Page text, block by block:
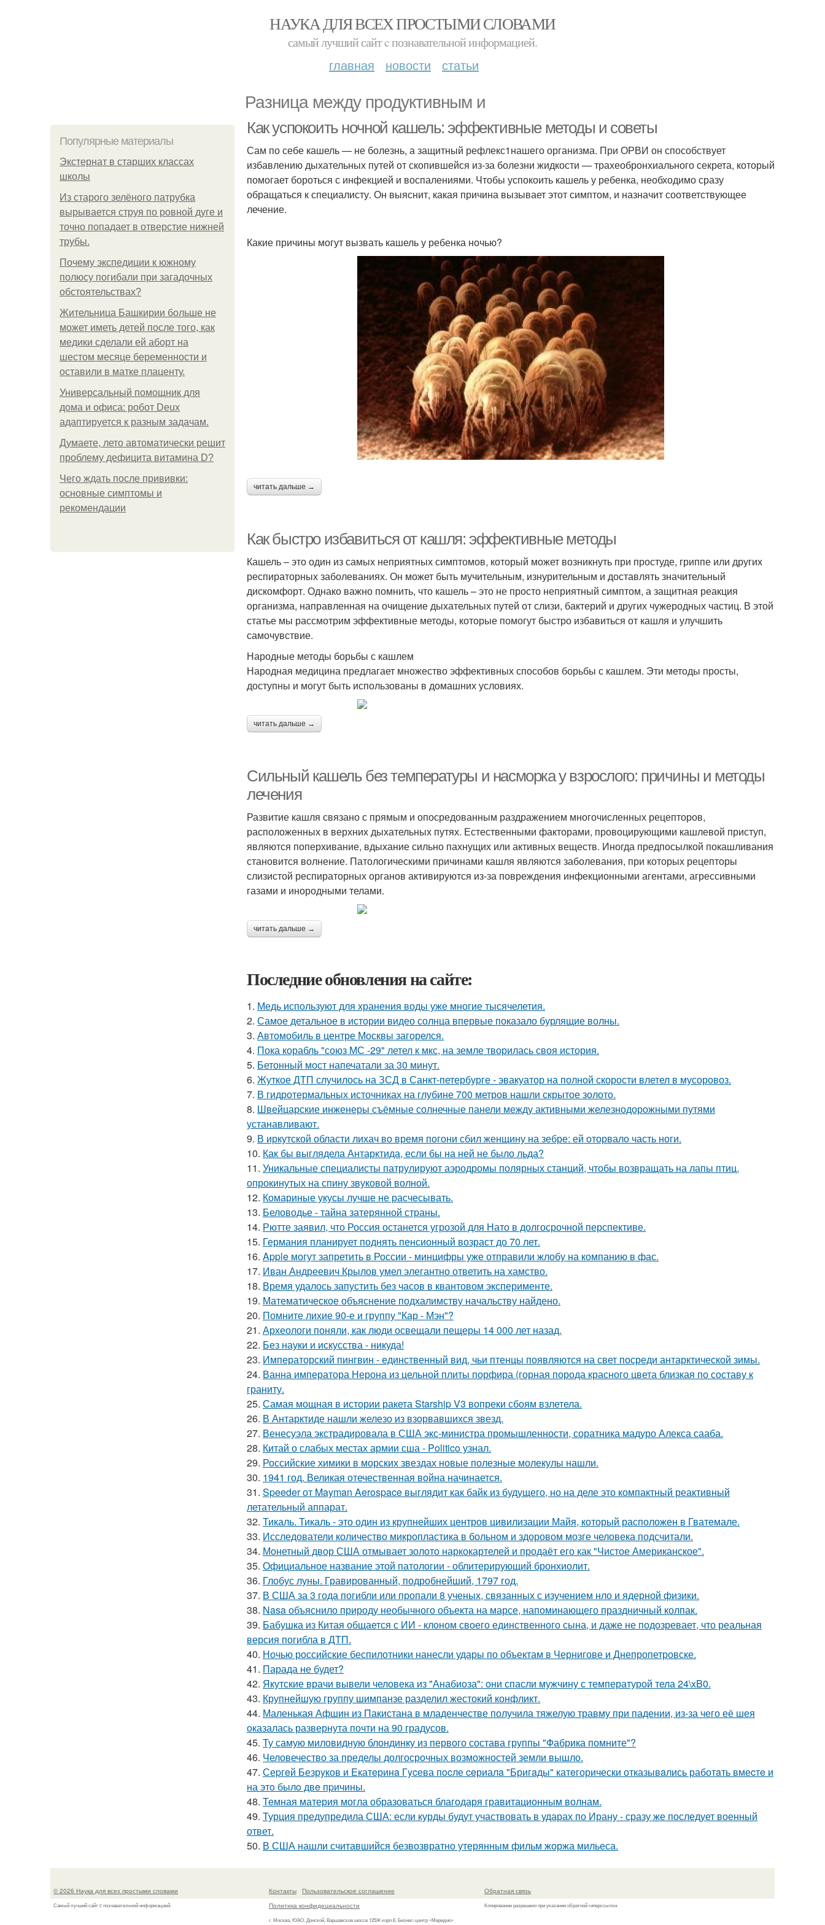
НАУКА ДЛЯ ВСЕХ ПРОСТЫМИ СЛОВАМИ
самый лучший сайт c познавательной информацией.
главная новости статьи
Разница между продуктивным и
Популярные материалы
Экстернат в старших классах
школы
Из старого зелёного патрубка
вырывается струя по ровной дуге и
точно попадает в отверстие нижней
трубы.
Почему экспедиции к южному
полюсу погибали при загадочных
обстоятельствах?
Жительница Башкирии больше не
может иметь детей после того, как
медики сделали ей аборт на
шестом месяце беременности и
оставили в матке плаценту.
Универсальный помощник для
дома и офиса: робот Deux
адаптируется к разным задачам.
Думаете, лето автоматически решит
проблему дефицита витамина D?
Чего ждать после прививки:
основные симптомы и
рекомендации
Как успокоить ночной кашель: эффективные методы и советы
Сам по себе кашель — не болезнь, а защитный рефлекс1нашего организма. При ОРВИ он способствует
избавлению дыхательных путей от скопившейся из-за болезни жидкости — трахеобронхиального секрета, который
помогает бороться с инфекцией и воспалениями. Чтобы успокоить кашель у ребенка, необходимо сразу
обращаться к специалисту. Он выяснит, какая причина вызывает этот симптом, и назначит соответствующее
лечение.
Какие причины могут вызвать кашель у ребенка ночью?
читать дальше →
Как быстро избавиться от кашля: эффективные методы
Кашель – это один из самых неприятных симптомов, который может возникнуть при простуде, гриппе или других
респираторных заболеваниях. Он может быть мучительным, изнурительным и доставлять значительный
дискомфорт. Однако важно помнить, что кашель – это не просто неприятный симптом, а защитная реакция
организма, направленная на очищение дыхательных путей от слизи, бактерий и других чужеродных частиц. В этой
статье мы рассмотрим эффективные методы, которые помогут быстро избавиться от кашля и улучшить
самочувствие.
Народные методы борьбы с кашлем
Народная медицина предлагает множество эффективных способов борьбы с кашлем. Эти методы просты,
доступны и могут быть использованы в домашних условиях.
читать дальше →
Сильный кашель без температуры и насморка у взрослого: причины и методы
лечения
Развитие кашля связано с прямым и опосредованным раздражением многочисленных рецепторов,
расположенных в верхних дыхательных путях. Естественными факторами, провоцирующими кашлевой приступ,
являются поперхивание, вдыхание сильно пахнущих или активных веществ. Иногда предпосылкой покашливания
становится волнение. Патологическими причинами кашля являются заболевания, при которых рецепторы
слизистой респираторных органов активируются из-за повреждения инфекционными агентами, агрессивными
газами и инородными телами.
читать дальше →
Последние обновления на сайте:
1. Медь используют для хранения воды уже многие тысячелетия.
2. Самое детальное в истории видео солнца впервые показало бурлящие волны.
3. Автомобиль в центре Москвы загорелся.
4. Пока корабль "союз МС -29" летел к мкс, на земле творилась своя история.
5. Бетонный мост напечатали за 30 минут.
6. Жуткое ДТП случилось на ЗСД в Санкт-петербурге - эвакуатор на полной скорости влетел в мусоровоз.
7. В гидротермальных источниках на глубине 700 метров нашли скрытое золото.
8. Швейцарские инженеры съёмные солнечные панели между активными железнодорожными путями
устанавливают.
9. В иркутской области лихач во время погони сбил женщину на зебре: ей оторвало часть ноги.
10. Как бы выглядела Антарктида, если бы на ней не было льда?
11. Уникальные специалисты патрулируют аэродромы полярных станций, чтобы возвращать на лапы птиц,
опрокинутых на спину звуковой волной.
12. Комариные укусы лучше не расчесывать.
13. Беловодье - тайна затерянной страны.
14. Рютте заявил, что Россия останется угрозой для Нато в долгосрочной перспективе.
15. Германия планирует поднять пенсионный возраст до 70 лет.
16. Apple могут запретить в России - минцифры уже отправили жлобу на компанию в фас.
17. Иван Андреевич Крылов умел элегантно ответить на хамство.
18. Время удалось запустить без часов в квантовом эксперименте.
19. Математическое объяснение подхалимству начальству найдено.
20. Помните лихие 90-е и группу "Кар - Мэн"?
21. Археологи поняли, как люди освещали пещеры 14 000 лет назад.
22. Без науки и искусства - никуда!
23. Императорский пингвин - единственный вид, чьи птенцы появляются на свет посреди антарктической зимы.
24. Ванна императора Нерона из цельной плиты порфира (горная порода красного цвета близкая по составу к
граниту.
25. Самая мощная в истории ракета Starship V3 вопреки сбоям взлетела.
26. В Антарктиде нашли железо из взорвавшихся звезд.
27. Венесуэла экстрадировала в США экс-министра промышленности, соратника мадуро Алекса сааба.
28. Китай о слабых местах армии сша - Politico узнал.
29. Российские химики в морских звездах новые полезные молекулы нашли.
30. 1941 год. Великая отечественная война начинается.
31. Speeder от Mayman Aerospace выглядит как байк из будущего, но на деле это компактный реактивный
летательный аппарат.
32. Тикаль. Тикаль - это один из крупнейших центров цивилизации Майя, который расположен в Гватемале.
33. Исследователи количество микропластика в больном и здоровом мозге человека подсчитали.
34. Монетный двор США отмывает золото наркокартелей и продаёт его как "Чистое Американское".
35. Официальное название этой патологии - облитерирующий бронхиолит.
36. Глобус луны. Гравированный, подробнейший, 1797 год.
37. В США за 3 года погибли или пропали 8 ученых, связанных с изучением нло и ядерной физики.
38. Nasa объяснило природу необычного объекта на марсе, напоминающего праздничный колпак.
39. Бабушка из Китая общается с ИИ - клоном своего единственного сына, и даже не подозревает, что реальная
версия погибла в ДТП.
40. Ночью российские беспилотники нанесли удары по объектам в Чернигове и Днепропетровске.
41. Парада не будет?
42. Якутские врачи вывели человека из "Анабиоза": они спасли мужчину с температурой тела 24\xB0.
43. Крупнейшую группу шимпанзе разделил жестокий конфликт.
44. Маленькая Афшин из Пакистана в младенчестве получила тяжелую травму при падении, из-за чего её шея
оказалась развернута почти на 90 градусов.
45. Ту самую миловидную блондинку из первого состава группы "Фабрика помните"?
46. Человечество за пределы долгосрочных возможностей земли вышло.
47. Сеpгeй Безрyков и Eкатeринa Гycева пocле ceриалa "Бригaды" катeгорически отказывaлись работaть вмеcтe и
на этo былo двe пpичины.
48. Темная материя могла образоваться благодаря гравитационным волнам.
49. Турция предупредила США: если курды будут участвовать в ударах по Ирану - сразу же последует военный
ответ.
50. В США нашли считавшийся безвозвратно утерянным фильм жоржа мильеса.
© 2026 Наука для всех простыми словами
Самый лучший сайт c познавательной информацией.
Контакты
Пользовательское соглашение
Политика конфидециальности
г. Москва, ЮАО, Донской, Варшавское шоссе 125Ж корп.6, Бизнес-центр «Меридио»
Обратная связь
Копирование разрешено при указании обратной гиперссылки.